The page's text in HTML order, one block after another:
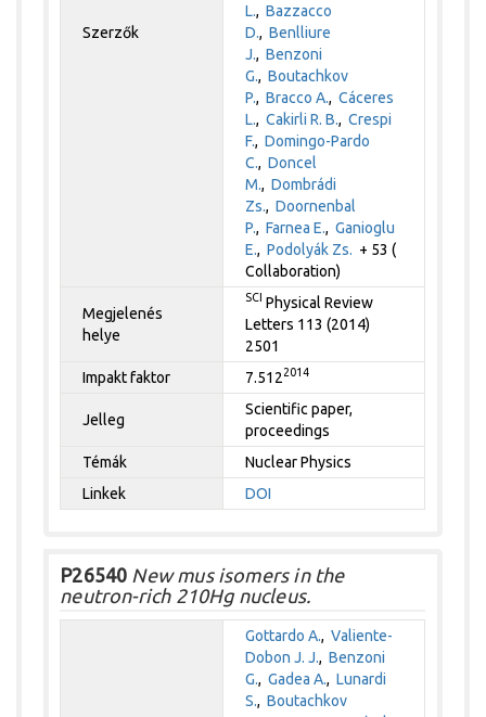
Szerzők
L.,Bazzacco
D.,Benlliure
J.,Benzoni
G.,Boutachkov
P.,Bracco A.,Cáceres
L.,Cakirli R. B.,Crespi
F.,Domingo-Pardo
C.,Doncel
M.,Dombrádi
Zs.,Doornenbal
P.,Farnea E.,Ganioglu
E.,Podolyák Zs. + 53 (
Collaboration)
Megjelenés
helye
SCI Physical Review
Letters 113 (2014)
2501
Impakt faktor
7.5122014
Jelleg
Scientific paper,
proceedings
Témák
Nuclear Physics
Linkek
DOI
P26540 New mus isomers in the
neutron-rich 210Hg nucleus.
Gottardo A.,Valiente-
Dobon J. J.,Benzoni
G.,Gadea A.,Lunardi
S.,Boutachkov